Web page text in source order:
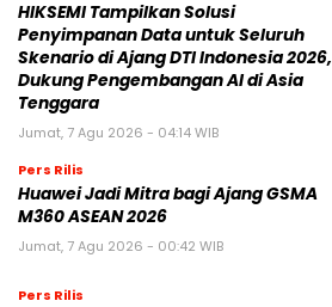
HIKSEMI Tampilkan Solusi
Penyimpanan Data untuk Seluruh
Skenario di Ajang DTI Indonesia 2026,
Dukung Pengembangan AI di Asia
Tenggara
Jumat, 7 Agu 2026 - 04:14 WIB
Pers Rilis
Huawei Jadi Mitra bagi Ajang GSMA
M360 ASEAN 2026
Jumat, 7 Agu 2026 - 00:42 WIB
Pers Rilis